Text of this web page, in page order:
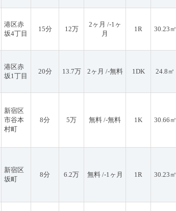
港区赤
坂4丁目
15分 12万
2ヶ月 /-1ヶ
月
1R 30.23㎡
港区赤
坂1丁目
20分 13.7万 2ヶ月 /-無料 1DK 24.8㎡
新宿区
市谷本
村町
8分 5万 無料 /-無料 1K 30.66㎡
新宿区
坂町
8分 6.2万 無料 /-1ヶ月 1R 30.23㎡